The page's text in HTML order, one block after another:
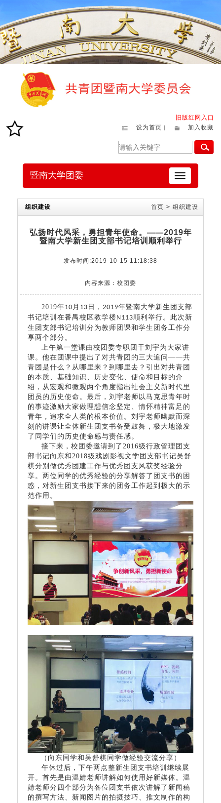
旧版红网入口
设为首页
加入收藏
切
换
航
暨南大学团委
组织建设 首页 > 组织建设
弘扬时代风采，勇担青年使命。——2019年
暨南大学新生团支部书记培训顺利举行
发布时间:2019-10-15 11:18:38
内容来源：校团委
2019年10 月 13 日， 2019年暨南大学新生团支部
书记培训在番禺校区教学楼 N113顺利 举行。此次新
生团支部书记培训分为教师团课和学生团务工作分
享两个部分。
上午第一堂课由校团委专职团干刘宇为大家讲
课。他在团课中 提出了对共青团的三大追问 ——共
青团是什么？从哪里来？到哪里去？引出对共青团
的本质、基础知识、历史变化、使命和目标的介
绍，从宏观和微观两个角度指出社会主义新时代里
团员的历史使命。最后，刘宇老师以马克思青年时
的事迹激励大家做理想信念坚定、情怀精神富足的
青年，追求全人类的根本价值。刘宇老师幽默而深
刻的讲课让全体新生团支书备受鼓舞，极大地激发
了同学们的历史使命感与责任感。
接下来，校团委邀请到了 2016级行政管理团支
部书记向东和 2018级戏剧影视文学团支部书记吴舒
棋分别 做优秀团建工作与优秀团支风获奖经验分
享。 两位同学的优秀经验的分享解答了团支书的困
惑，对新生 团支书接下来的团务工作起到极大的示
范作用。
（向东同学和吴舒棋同学做经验交流分享）
午休过 后，下午两点整新生 团支书培训继续展
开。首先是由温婧老师讲解如何使用好新媒体。温
婧老师分四个部分为各位团支书依次讲解了新闻稿
的撰写方法、新闻图片的拍摄技巧、推文制作的构